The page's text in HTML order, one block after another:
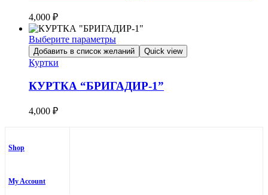
на
странице
товара.
4,000 ₽
Выберите параметры
Этот
товар
имеет
несколько
вариаций.
можно
Добавить в список желаний Quick view
Куртки
КУРТКА “БРИГАДИР-1”
4,000 ₽
Shop
My Account